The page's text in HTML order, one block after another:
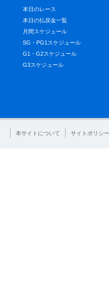
本日のレース
本日の払戻金一覧
月間スケジュール
SG・PG1スケジュール
G1・G2スケジュール
G3スケジュール
本サイトについて サイトポリシー